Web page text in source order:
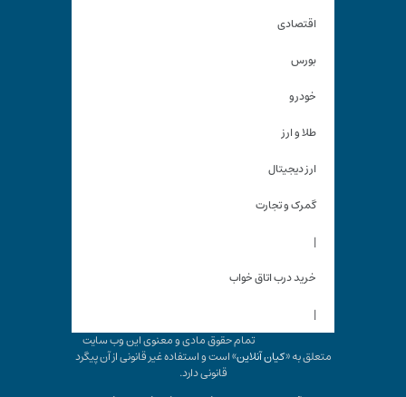
اقتصادی
بورس
خودرو
طلا و ارز
ارز دیجیتال
گمرک و تجارت
|
خرید درب اتاق خواب
|
تمام حقوق مادی و معنوی این وب سایت
متعلق به «کیان آنلاین» است و استفاده غیر قانونی از آن پیگرد
قانونی دارد.